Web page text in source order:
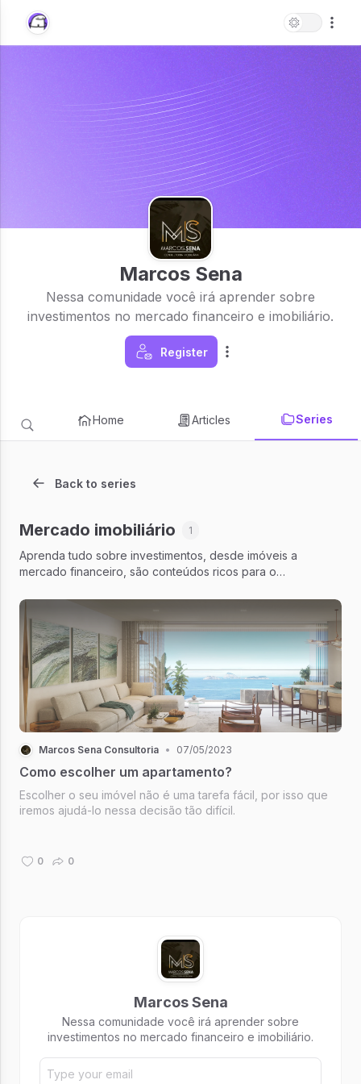
Marcos Sena
Nessa comunidade você irá aprender sobre
investimentos no mercado financeiro e imobiliário.
Register
Home Articles Series
Back to series
Mercado imobiliário 1
Aprenda tudo sobre investimentos, desde imóveis a
mercado financeiro, são conteúdos ricos para o
Marcos Sena Consultoria • 07/05/2023
Como escolher um apartamento?
Escolher o seu imóvel não é uma tarefa fácil, por isso que
iremos ajudá-lo nessa decisão tão difícil.
0 0
Marcos Sena
Nessa comunidade você irá aprender sobre
investimentos no mercado financeiro e imobiliário.